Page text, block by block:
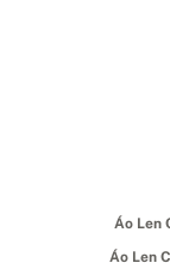
Áo Len
Áo Len